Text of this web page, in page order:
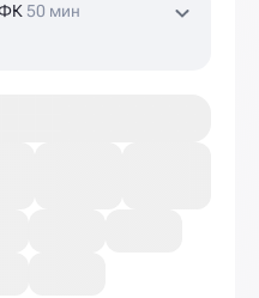
50 мин